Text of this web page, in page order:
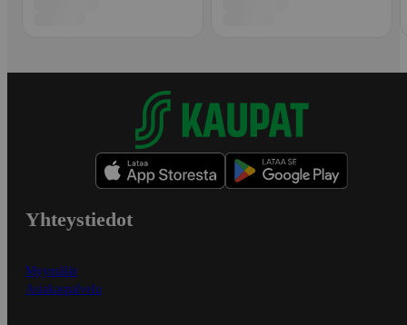
Yhteystiedot
Myymälät
Asiakaspalvelu